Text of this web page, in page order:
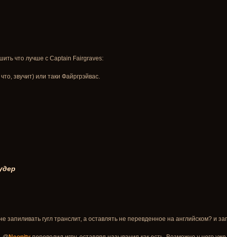
что лучше с Captain Fairgraves:
звучит) или таки Файргрэйвас.
запиливать гугл транслит, а оставлять не перевденное на английском? и